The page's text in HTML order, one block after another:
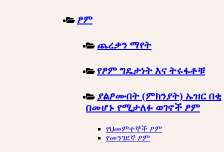
ፆም
ጨረቃን ማየት
የፆም ግዴታነት እና ትሩፋቶቹ
ያልፆሙበት (ምክንያት) ኡዝር በቂ
በመሆኑ የሚታለፉ ወገኖች ፆም
የህመምተኞች ፆም
የመንገደኛ ፆም